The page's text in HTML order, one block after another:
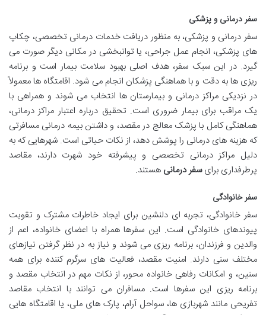
سفر درمانی و پزشکی
سفر درمانی و پزشکی، به منظور دریافت خدمات درمانی تخصصی، چکاپ
های پزشکی، انجام عمل جراحی، یا توانبخشی در مکانی دیگر صورت می
گیرد. در این سبک سفر، هدف اصلی بهبود سلامت بیمار است و برنامه
ریزی ها به دقت و با هماهنگی پزشکان انجام می شود. اقامتگاه ها معمولاً
در نزدیکی مراکز درمانی و بیمارستان ها انتخاب می شوند و همراهی با
یک مراقب برای بیمار ضروری است. تحقیق درباره اعتبار مراکز درمانی،
هماهنگی کامل با پزشک معالج در مقصد، و داشتن بیمه درمانی مسافرتی
که هزینه های درمانی را پوشش دهد، از نکات حیاتی است. شهرهایی که به
دلیل مراکز درمانی تخصصی و پیشرفته خود شهرت دارند، مقاصد
پرطرفداری برایسفر درمانی هستند.
سفر خانوادگی
سفر خانوادگی، تجربه ای دلنشین برای ایجاد خاطرات مشترک و تقویت
پیوندهای خانوادگی است. این سفرها همراه با اعضای خانواده، اعم از
والدین و فرزندان، برنامه ریزی می شوند و نیاز به در نظر گرفتن نیازهای
مختلف سنی دارند. امنیت مقصد، فعالیت های سرگرم کننده برای همه
سنین، و امکانات رفاهی خانواده محور، از نکات مهم در انتخاب مقصد و
برنامه ریزی این سفرها است. مسافران می توانند با انتخاب مقاصد
تفریحی مانند شهربازی ها، سواحل آرام، پارک های ملی، یا اقامتگاه هایی